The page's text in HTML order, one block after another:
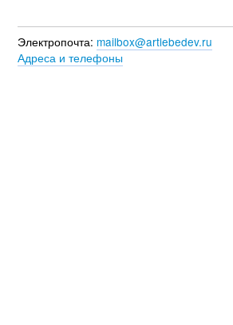
Электропочта: mailbox@artlebedev.ru
Адреса и телефоны